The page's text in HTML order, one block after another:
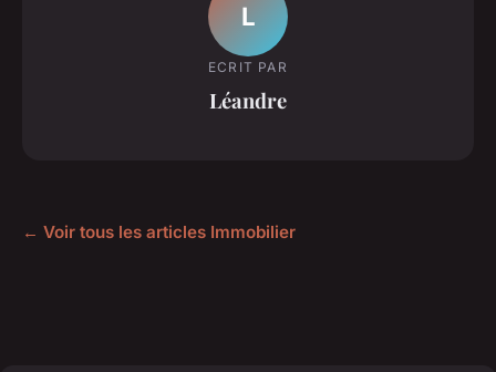
L
ECRIT PAR
Léandre
← Voir tous les articles Immobilier